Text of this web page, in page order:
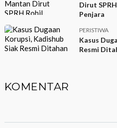
Dirut
Penjara
PERISTIWA
Kasus
Resmi
KOMENTAR